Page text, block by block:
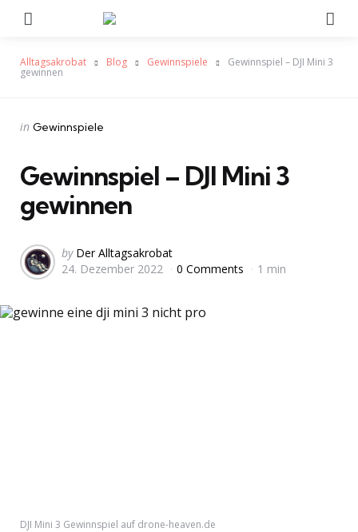
Alltagsakrobat Blog Gewinnspiele Gewinnspiel – DJI Mini 3
gewinnen
DJI Mini 3 Gewinnspiel auf drone-heaven.de
Categories
Posted
in Gewinnspiele
Gewinnspiel – DJI Mini 3
gewinnen
Posted
by
by Der Alltagsakrobat
24. Dezember 2022
0 Comments 1 min